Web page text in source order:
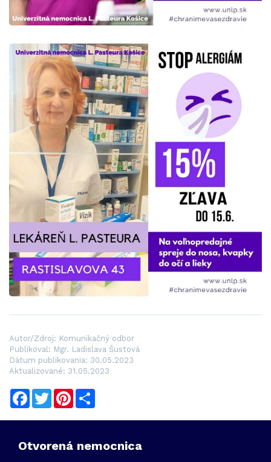
Autor/Zdroj: Komunikačný odbor
Publikoval: Mgr. Ladislava Šustová
Dátum publikovania: 30.05.2023
Aktualizované: 31.05.2023
Facebook
TwitterPinterest
Otvorená nemocnica